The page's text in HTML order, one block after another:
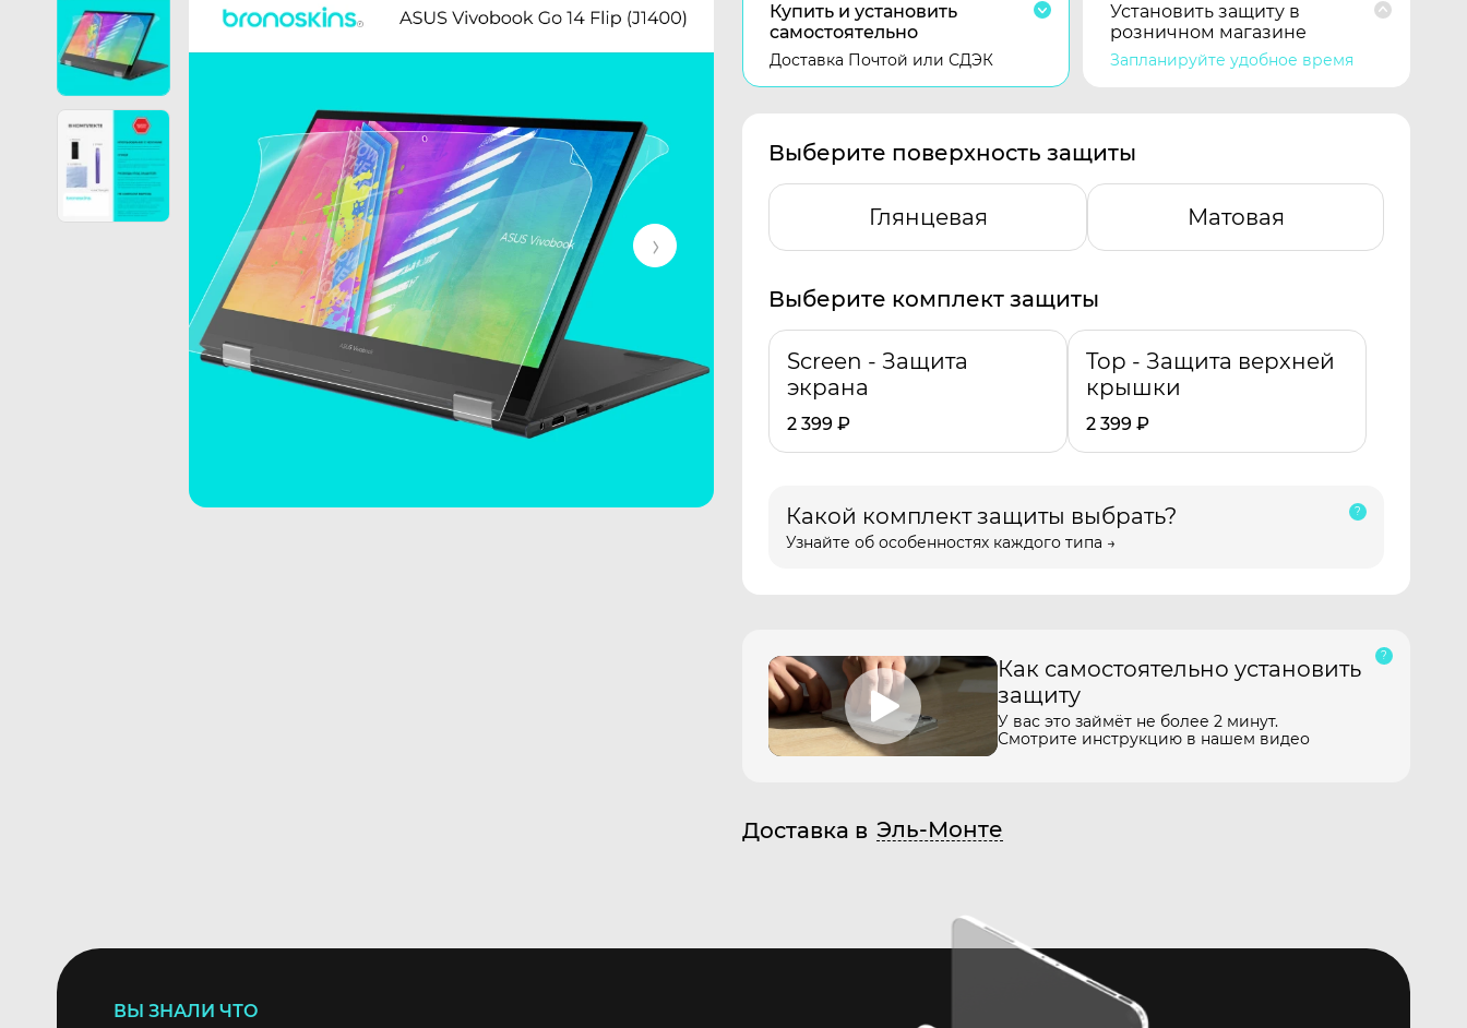
Купить и установить
самостоятельно
Доставка Почтой или СДЭК
Установить защиту в
розничном магазине
Запланируйте удобное время
Выберите поверхность защиты
Глянцевая Матовая
Выберите комплект защиты
Screen - Защита
экрана
2 399 ₽
Top - Защита верхней
крышки
2 399 ₽
Какой комплект защиты выбрать?
Узнайте об особенностях каждого типа →
Как самостоятельно установить
защиту
У вас это займёт не более 2 минут.
Смотрите инструкцию в нашем видео
Доставка в Эль-Монте
ВЫ ЗНАЛИ ЧТО